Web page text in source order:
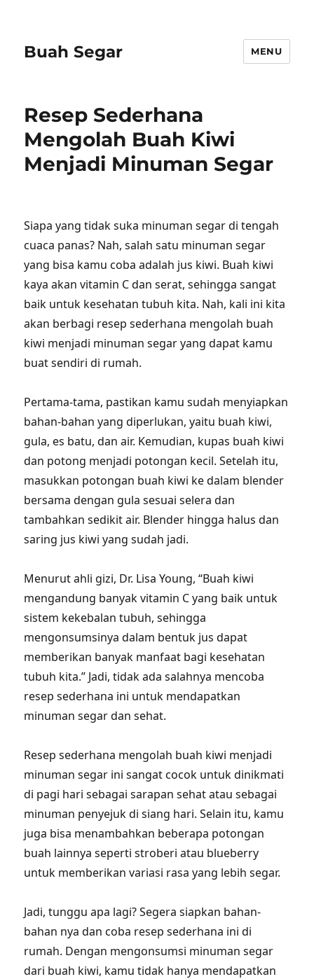
Buah Segar MENU
Resep Sederhana
Mengolah Buah Kiwi
Menjadi Minuman Segar
Siapa yang tidak suka minuman segar di tengah
cuaca panas? Nah, salah satu minuman segar
yang bisa kamu coba adalah jus kiwi. Buah kiwi
kaya akan vitamin C dan serat, sehingga sangat
baik untuk kesehatan tubuh kita. Nah, kali ini kita
akan berbagi resep sederhana mengolah buah
kiwi menjadi minuman segar yang dapat kamu
buat sendiri di rumah.
Pertama-tama, pastikan kamu sudah menyiapkan
bahan-bahan yang diperlukan, yaitu buah kiwi,
gula, es batu, dan air. Kemudian, kupas buah kiwi
dan potong menjadi potongan kecil. Setelah itu,
masukkan potongan buah kiwi ke dalam blender
bersama dengan gula sesuai selera dan
tambahkan sedikit air. Blender hingga halus dan
saring jus kiwi yang sudah jadi.
Menurut ahli gizi, Dr. Lisa Young, “Buah kiwi
mengandung banyak vitamin C yang baik untuk
sistem kekebalan tubuh, sehingga
mengonsumsinya dalam bentuk jus dapat
memberikan banyak manfaat bagi kesehatan
tubuh kita.” Jadi, tidak ada salahnya mencoba
resep sederhana ini untuk mendapatkan
minuman segar dan sehat.
Resep sederhana mengolah buah kiwi menjadi
minuman segar ini sangat cocok untuk dinikmati
di pagi hari sebagai sarapan sehat atau sebagai
minuman penyejuk di siang hari. Selain itu, kamu
juga bisa menambahkan beberapa potongan
buah lainnya seperti stroberi atau blueberry
untuk memberikan variasi rasa yang lebih segar.
Jadi, tunggu apa lagi? Segera siapkan bahan-
bahan nya dan coba resep sederhana ini di
rumah. Dengan mengonsumsi minuman segar
dari buah kiwi, kamu tidak hanya mendapatkan